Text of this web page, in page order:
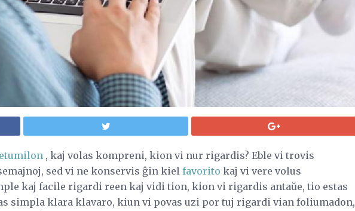
, kaj volas kompreni, kion vi nur rigardis? Eble vi trovis
sed vi ne konservis ĝin kielfavorito kaj vi vere volus
kaj facile rigardi reen kaj vidi tion, kion vi rigardis antaŭe, tio estas
simpla klara klavaro, kiun vi povas uzi por tuj rigardi vian foliumadon,